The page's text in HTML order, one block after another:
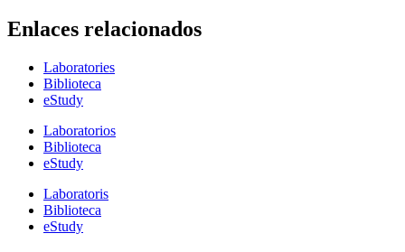
Enlaces relacionados
Laboratories
Biblioteca
eStudy
Laboratorios
Biblioteca
eStudy
Laboratoris
Biblioteca
eStudy